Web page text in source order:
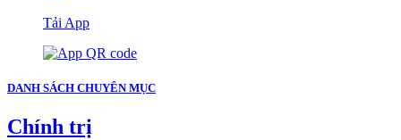
Tải App
DANH SÁCH CHUYÊN MỤC
Chính trị